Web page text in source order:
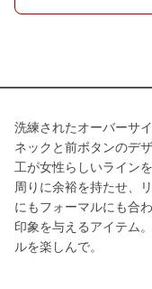
洗練されたオーバーサ
ネックと前ボタンのデ
工が女性らしいライン
周りに余裕を持たせ、
にもフォーマルにも合
印象を与えるアイテム
ルを楽しんで。